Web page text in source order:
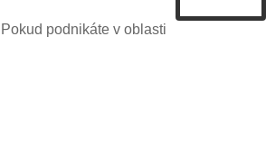
podnikáte v oblasti